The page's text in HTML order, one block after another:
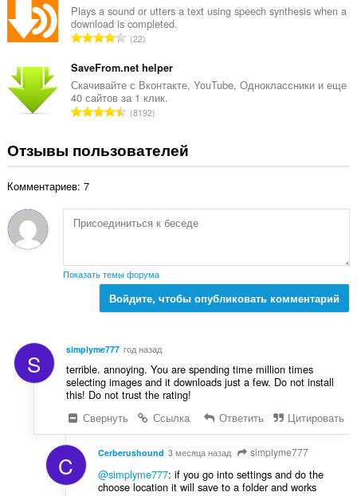
н
о
к
:
г
о
о
е
н
о
к
Plays a sound or utters a text using speech synthesis when a
download is completed.
В
е
г
о
о
е
н
:
22
SaveFrom.net helper
Скачивайте с Вконтакте, YouTube, Одноклассники и еще
40 сайтов за 1 клик.
В
г
ц
е
к
:
8192
Отзывы пользователей
Комментариев: 7
Показать темы форума
Войдите, чтобы опубликовать комментарий
S simplyme777 год назад
terrible. annoying. You are spending time million times
selecting images and it downloads just a few. Do not install
this! Do not trust the rating!
Свернуть
Ссылка Ответить Цитировать
C Cerberushound 3 месяца назад simplyme777
@simplyme777: if you go into settings and do the
choose location it will save to a folder and works